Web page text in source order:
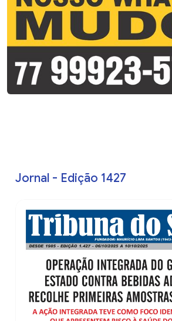
Jornal - Edição 1427